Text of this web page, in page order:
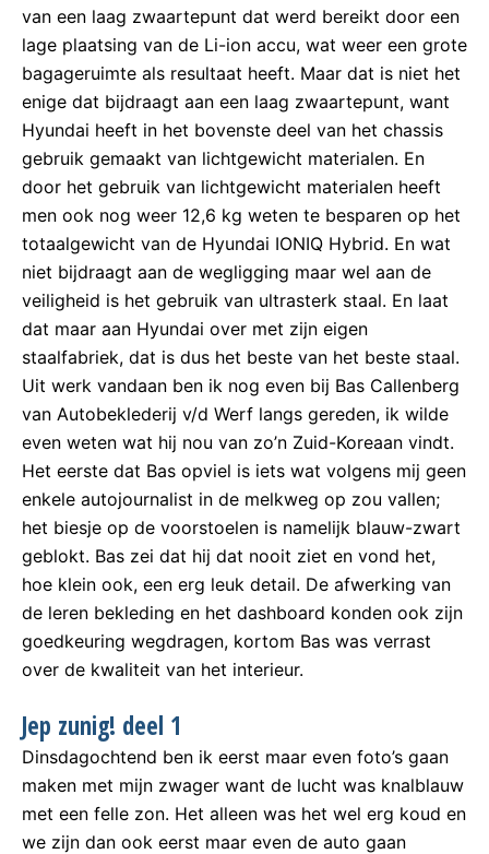
van een laag zwaartepunt dat werd bereikt door een
lage plaatsing van de Li-ion accu, wat weer een grote
bagageruimte als resultaat heeft. Maar dat is niet het
enige dat bijdraagt aan een laag zwaartepunt, want
Hyundai heeft in het bovenste deel van het chassis
gebruik gemaakt van lichtgewicht materialen. En
door het gebruik van lichtgewicht materialen heeft
men ook nog weer 12,6 kg weten te besparen op het
totaalgewicht van de Hyundai IONIQ Hybrid. En wat
niet bijdraagt aan de wegligging maar wel aan de
veiligheid is het gebruik van ultrasterk staal. En laat
dat maar aan Hyundai over met zijn eigen
staalfabriek, dat is dus het beste van het beste staal.
Uit werk vandaan ben ik nog even bij Bas Callenberg
van Autobeklederij v/d Werf langs gereden, ik wilde
even weten wat hij nou van zo’n Zuid-Koreaan vindt.
Het eerste dat Bas opviel is iets wat volgens mij geen
enkele autojournalist in de melkweg op zou vallen;
het biesje op de voorstoelen is namelijk blauw-zwart
geblokt. Bas zei dat hij dat nooit ziet en vond het,
hoe klein ook, een erg leuk detail. De afwerking van
de leren bekleding en het dashboard konden ook zijn
goedkeuring wegdragen, kortom Bas was verrast
over de kwaliteit van het interieur.
Jep zunig! deel 1
Dinsdagochtend ben ik eerst maar even foto’s gaan
maken met mijn zwager want de lucht was knalblauw
met een felle zon. Het alleen was het wel erg koud en
we zijn dan ook eerst maar even de auto gaan